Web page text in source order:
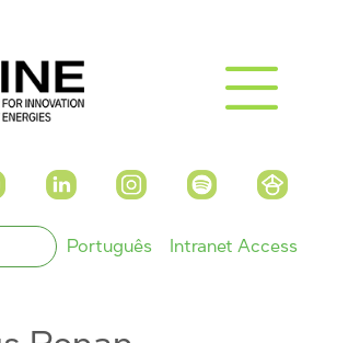
Português Intranet Access